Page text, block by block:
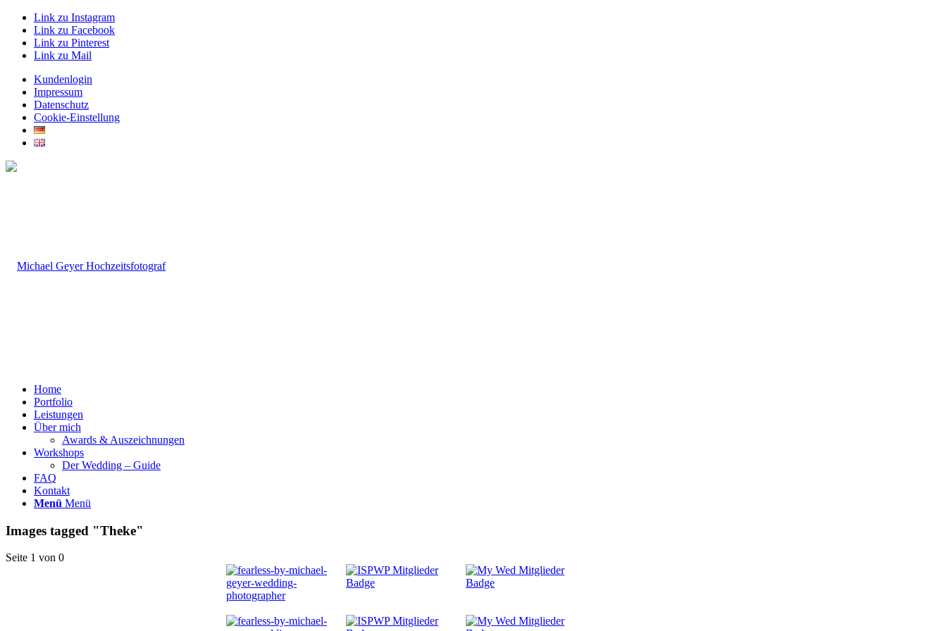
Link zu Instagram
Link zu Facebook
Link zu Pinterest
Link zu Mail
Kundenlogin
Impressum
Datenschutz
Cookie-Einstellung
Home
Portfolio
Leistungen
Über mich
Awards & Auszeichnungen
Workshops
Der Wedding – Guide
FAQ
Kontakt
Menü Menü
Images tagged "Theke"
Seite 1 von 0